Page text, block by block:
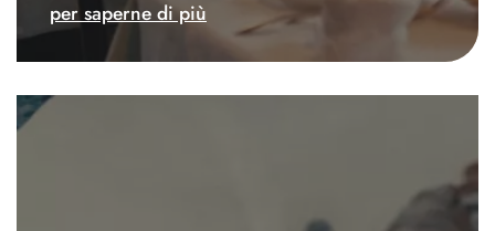
per saperne di più